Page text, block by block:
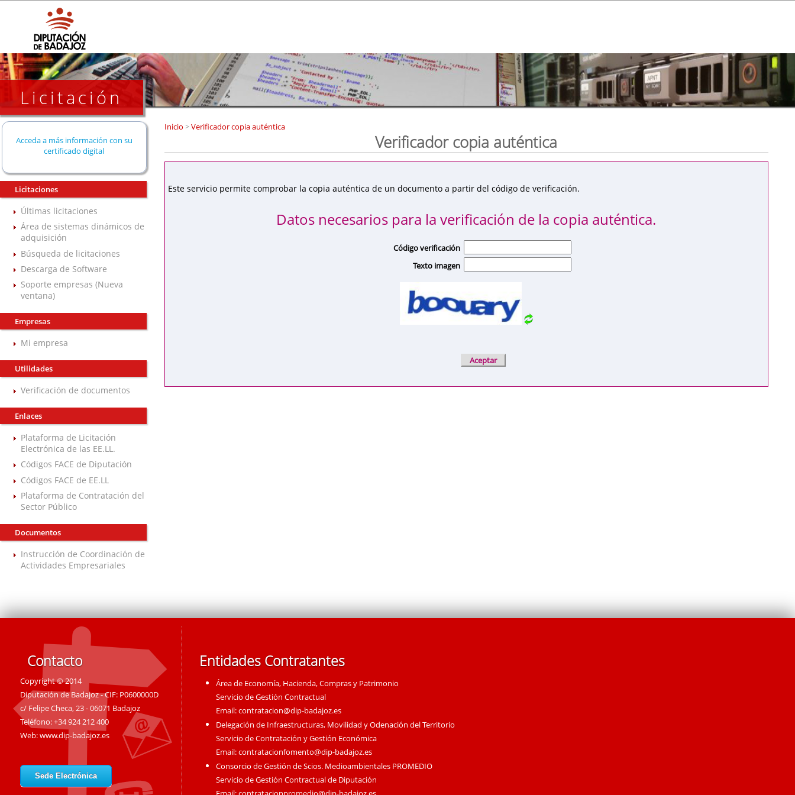
Licitación
Acceda a más información con su
certificado digital
Licitaciones
Últimas licitaciones
Área de sistemas dinámicos de
adquisición
Búsqueda de licitaciones
Descarga de Software
Soporte empresas (Nueva
ventana)
Empresas
Mi empresa
Utilidades
Verificación de documentos
Enlaces
Plataforma de Licitación
Electrónica de las EE.LL.
Códigos FACE de Diputación
Códigos FACE de EE.LL
Plataforma de Contratación del
Sector Público
Documentos
Instrucción de Coordinación de
Actividades Empresariales
Inicio >Verificador copia auténtica
Verificador copia auténtica
Este servicio permite comprobar la copia auténtica de un documento a partir del código de verificación.
Datos necesarios para la verificación de la copia auténtica.
Código verificación
Texto imagen
Contacto
Copyright © 2014
Diputación de Badajoz - CIF: P0600000D
c/ Felipe Checa, 23 - 06071 Badajoz
Teléfono: +34 924 212 400
Web:www.dip-badajoz.es
Sede Electrónica
Entidades Contratantes
Área de Economía, Hacienda, Compras y Patrimonio
Servicio de Gestión Contractual
Email:contratacion@dip-badajoz.es
Delegación de Infraestructuras, Movilidad y Odenación del Territorio
Servicio de Contratación y Gestión Económica
Email:contratacionfomento@dip-badajoz.es
Consorcio de Gestión de Scios. Medioambientales PROMEDIO
Servicio de Gestión Contractual de Diputación